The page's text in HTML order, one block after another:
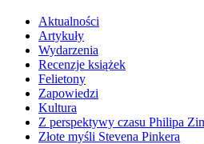
Aktualności
Artykuły
Wydarzenia
Recenzje książek
Felietony
Zapowiedzi
Kultura
Z perspektywy czasu Philipa
Złote myśli Stevena Pinkera